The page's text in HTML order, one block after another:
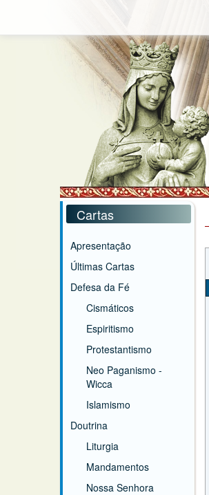
Cartas
Apresentação
Últimas Cartas
Defesa da Fé
Cismáticos
Espiritismo
Protestantismo
Neo Paganismo -
Wicca
Islamismo
Doutrina
Liturgia
Mandamentos
Nossa Senhora